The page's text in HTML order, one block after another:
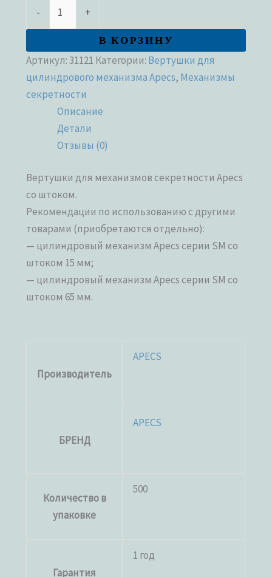
- +
В КОРЗИНУ
Артикул:31121 Категории: Вертушки для
цилиндрового механизма Apecs, Механизмы
секретности
Описание
Детали
Отзывы (0)
Вертушки для механизмов секретности Apecs
со штоком.
Рекомендации по использованию с другими
товарами (приобретаются отдельно):
— цилиндровый механизм Apecs серии SM со
штоком 15 мм;
— цилиндровый механизм Apecs серии SM со
штоком 65 мм.
Производитель
APECS
БРЕНД
APECS
Количество в
упаковке
500
Гарантия
1 год